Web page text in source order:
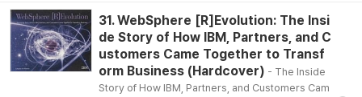
31. WebSphere [R]Evolution: The Insi
de Story of How IBM, Partners, and C
ustomers Came Together to Transf
orm Business (Hardcover) - The Inside
Story of How IBM, Partners, and Customers Cam